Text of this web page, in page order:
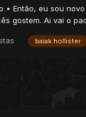
• Então, eu sou
gostem. Ai vai o
baiak hollister